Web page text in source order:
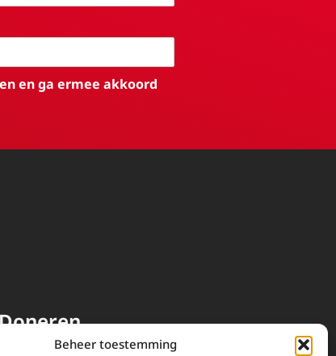
Beheer toestemming
en ga ermee akkoord